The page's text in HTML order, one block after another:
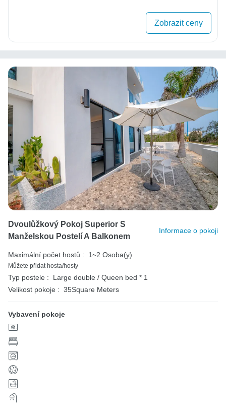
Zobrazit ceny
Dvoulůžkový Pokoj Superior S
Manželskou Postelí A Balkonem
Informace o pokoji
Maximální počet hostů : 1~2 Osoba(y)
Můžete přidat hosta/hosty
Typ postele :
Large double / Queen bed * 1
Velikost pokoje : 35Square Meters
Vybavení pokoje